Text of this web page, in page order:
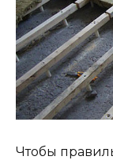
Чтобы